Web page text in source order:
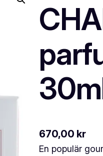
670,00 kr
En populär